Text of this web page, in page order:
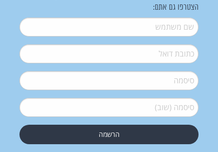
הצטרפו גם אתם:
שם משתמש*
דואל*
סיסמה*
סיסמה (שוב)*